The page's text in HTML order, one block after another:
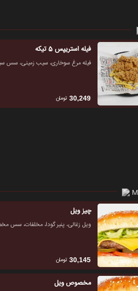
فیله استریپس 5 تیکه
فیله مرغ سوخاری، سیب زمینی، سس
30,249 تومان
چیز ویل
ویل زغالی، پنیر گودا، مخلفات، سس
30,145 تومان
مخصوص ویل